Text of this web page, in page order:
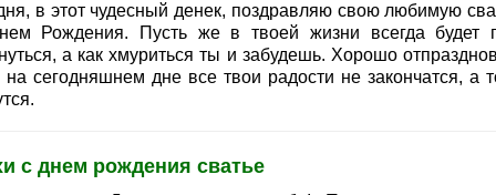
в этот чудесный денек, поздравляю свою любимую
Рождения. Пусть же в твоей жизни всегда будет
а как хмуриться ты и забудешь. Хорошо
на сегодняшнем дне все твои радости не закончатся, а
с днем рождения сватье